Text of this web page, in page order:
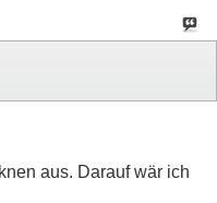
aus. Darauf wär ich